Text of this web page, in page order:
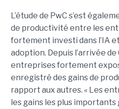
L’étude de PwC s’est
de productivité entre les
fortement investi dans l’IA
adoption. Depuis l’arrivée de
entreprises fortement
enregistré des gains de
rapport aux autres. « Les
les gains les plus importants